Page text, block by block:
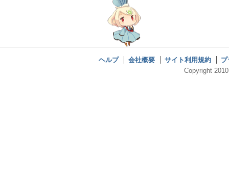
ヘルプ 会社概要 サイト利用規約
Copyright